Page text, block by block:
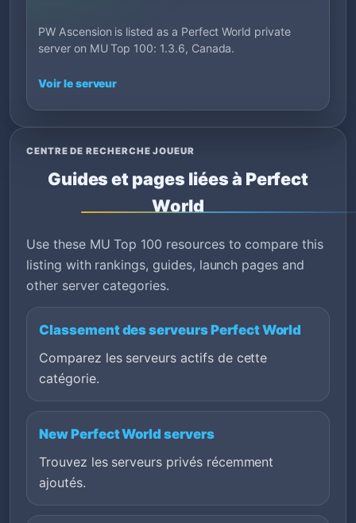
PW Ascension is listed as a Perfect World private
server on MU Top 100: 1.3.6, Canada.
Voir le serveur
CENTRE DE RECHERCHE JOUEUR
Guides et pages liées à Perfect
World
Use these MU Top 100 resources to compare this
listing with rankings, guides, launch pages and
other server categories.
Classement des serveurs Perfect World
Comparez les serveurs actifs de cette
catégorie.
New Perfect World servers
Trouvez les serveurs privés récemment
ajoutés.